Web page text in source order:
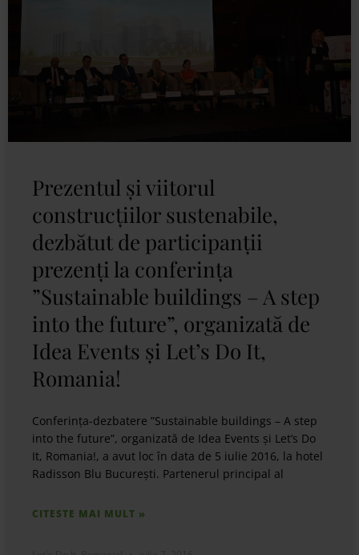
Prezentul și viitorul
construcțiilor sustenabile,
dezbătut de participanții
prezenți la conferința
”Sustainable buildings – A step
into the future”, organizată de
Idea Events și Let’s Do It,
Romania!
Conferința-dezbatere ”Sustainable buildings – A step
into the future”, organizată de Idea Events și Let’s Do
It, Romania!, a avut loc în data de 5 iulie 2016, la hotel
Radisson Blu București. Partenerul principal al
CITESTE MAI MULT »